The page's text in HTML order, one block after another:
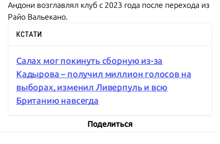
Андони возглавлял клуб с 2023 года после перехода из
Райо Вальекано.
КСТАТИ
Салах мог покинуть сборную из-за
Кадырова – получил миллион голосов на
выборах, изменил Ливерпуль и всю
Британию навсегда
Поделиться